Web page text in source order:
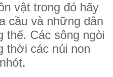
vật trong đó hãy
cầu và những dân
thế. Các sông ngòi
thời các núi non